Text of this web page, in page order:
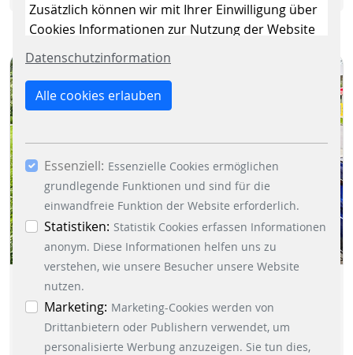
Zusätzlich können wir mit Ihrer Einwilligung über
Cookies Informationen zur Nutzung der Website
sammeln, um die Webseite ständig zu
verbessern. Mit dem Klick auf den Button „Nur
essenzielle Cookies erlauben“ lehnen Sie die
Verwendung anderer als der essenziell
Häkchen bei „Statistiken“ und „Marketing“ sowie
dem Button „Auswahl erlauben“, willigen Sie in
die Verwendung weiterer Cookies ein. Über den
Button „Accept all Cookies“ werden alle
Essenzielle-, Marketing- und Statistik-Cookies
akzeptiert. In der Datenschutzinformation
können Sie zu den einzelnen Cookies
differenzierte Informationen erhalten. Sie können
Ihre Einwilligung jederzeit widerrufen, indem Sie
auf den Button "Cookie Einstellungen" unten links
klicken.
Datenschutzinformation
Alle cookies erlauben
Essenziell: Essenzielle Cookies ermöglichen
grundlegende Funktionen und sind für die
einwandfreie Funktion der Website erforderlich.
Statistiken: Statistik Cookies erfassen Informationen
anonym. Diese Informationen helfen uns zu
verstehen, wie unsere Besucher unsere Website
nutzen.
Marketing: Marketing-Cookies werden von
Drittanbietern oder Publishern verwendet, um
personalisierte Werbung anzuzeigen. Sie tun dies,
SCHEIDT & BACHMANN
KOOPERIERT MIT
CHARGEPOINT